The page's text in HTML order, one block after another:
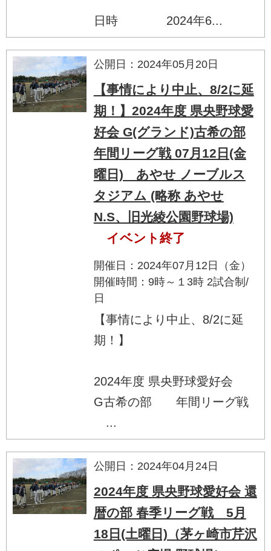
日時 2024年6...
公開日：2024年05月20日
【事情により中止、8/2に延
期！】2024年度 県央野球愛
好会 G(グランド)古希の部
年間リーグ戦 07月12日(金
曜日) あやせ ノーブルス
タジアム (略称 あやせ
N.S、旧光綾公園野球場)
イベント終了
開催日：2024年07月12日（金）
開催時間：9時～１3時 2試合制/
日
【事情により中止、8/2に延
期！】
2024年度 県央野球愛好会
G古希の部 年間リーグ戦
...
公開日：2024年04月24日
2024年度 県央野球愛好会 還
暦の部 春季リーグ戦 5月
18日(土曜日)（茅ヶ崎市芹沢